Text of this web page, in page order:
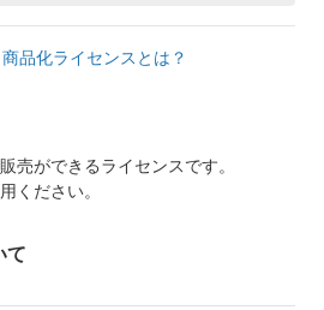
商品化ライセンスとは？
売ができるライセンスです。
ください。
て